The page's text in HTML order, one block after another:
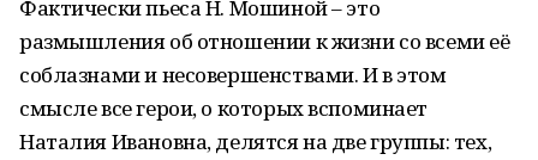
Фактически пьеса Н. Мошиной – это
размышления об отношении к жизни со всеми её
соблазнами и несовершенствами. И в этом
смысле все герои, о которых вспоминает
Наталия Ивановна, делятся на две группы: тех,